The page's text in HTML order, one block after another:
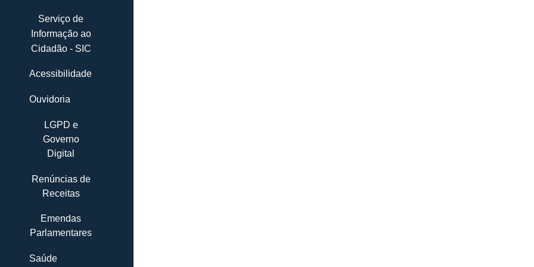
Serviço de
Informação ao
Cidadão - SIC
Acessibilidade
Ouvidoria
LGPD e
Governo
Digital
Renúncias de
Receitas
Emendas
Parlamentares
Saúde